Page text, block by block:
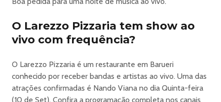
O Larezzo Pizzaria tem show ao
vivo com frequência?
O Larezzo Pizzaria é um restaurante em Barueri
conhecido por receber bandas e artistas ao vivo. Uma das
atrações confirmadas é Nando Viana no dia Quinta-feira
(10 de Set). Confira a programação completa nos canais